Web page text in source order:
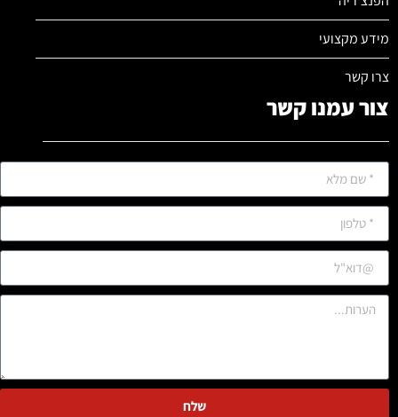
מידע מקצועי
צרו קשר
צור עמנו קשר
שלח